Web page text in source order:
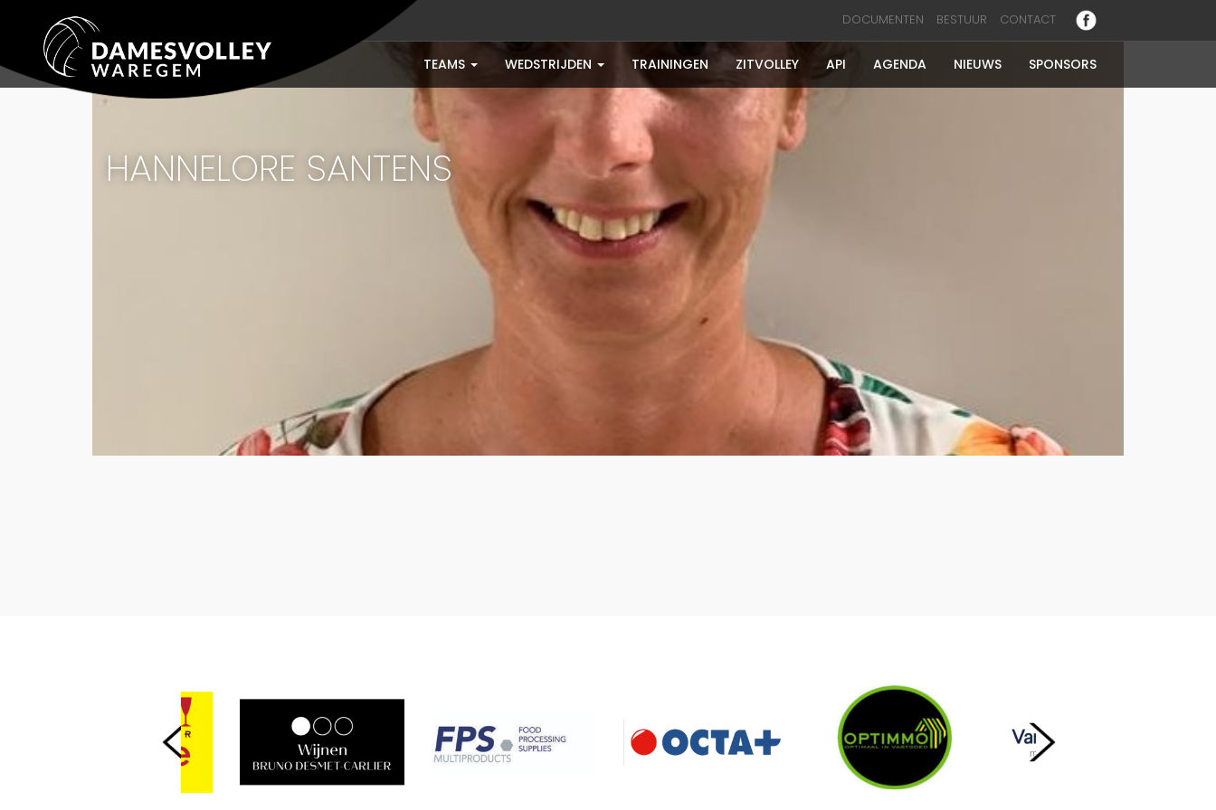
DOCUMENTEN BESTUUR CONTACT
TEAMS WEDSTRIJDEN TRAININGEN ZITVOLLEY API AGENDA NIEUWS SPONSORS
HANNELORE SANTENS